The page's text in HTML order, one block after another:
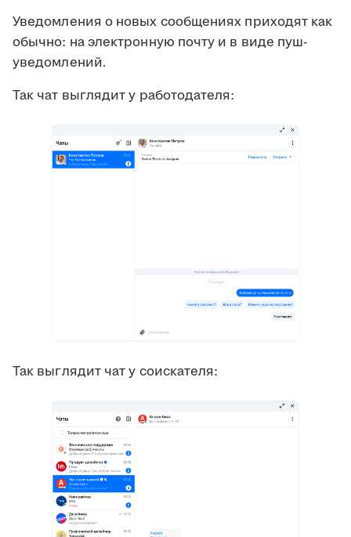
Уведомления о новых сообщениях приходят как
обычно: на электронную почту и в виде пуш-
уведомлений.
Так чат выглядит у работодателя:
Так выглядит чат у соискателя: